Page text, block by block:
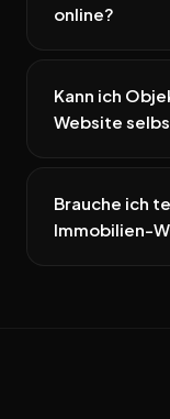
online?
Kann ich
Website
Brauche ich
Immobilien-